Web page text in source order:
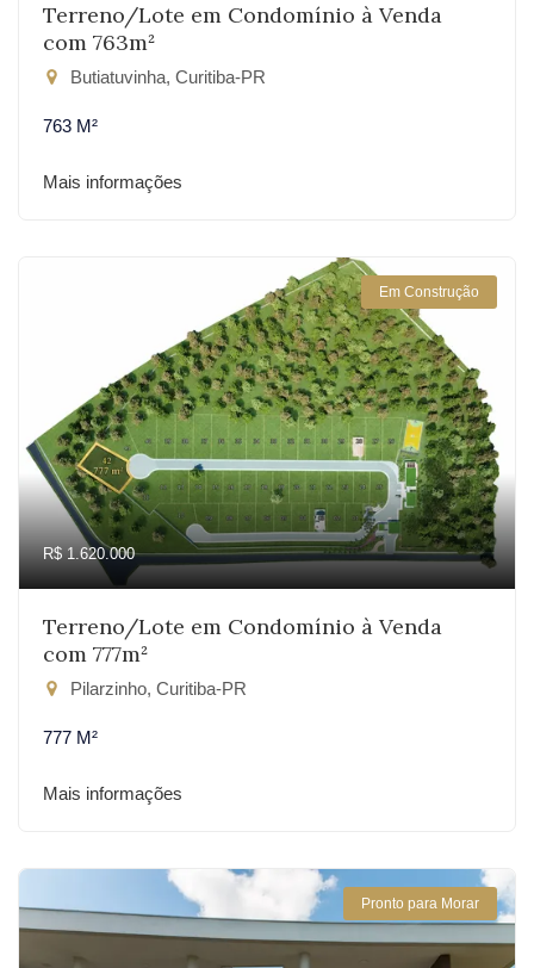
Terreno/Lote em Condomínio à Venda
com 763m²
Butiatuvinha, Curitiba-PR
763 M²
Mais informações
Em Construção
R$ 1.620.000
Terreno/Lote em Condomínio à Venda
com 777m²
Pilarzinho, Curitiba-PR
777 M²
Mais informações
Pronto para Morar